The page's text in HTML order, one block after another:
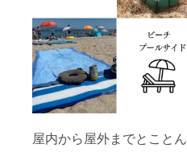
屋内から屋外までとことん